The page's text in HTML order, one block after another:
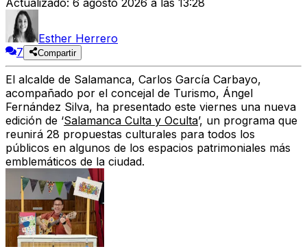
Actualizado: 6 agosto 2026 a las 13:28
Esther Herrero
7
Compartir
El alcalde de Salamanca, Carlos García Carbayo,
acompañado por el concejal de Turismo, Ángel
Fernández Silva, ha presentado este viernes una nueva
edición de ‘Salamanca Culta y Oculta’, un programa que
reunirá 28 propuestas culturales para todos los
públicos en algunos de los espacios patrimoniales más
emblemáticos de la ciudad.